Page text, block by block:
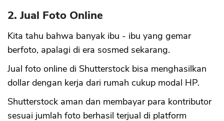
2. Jual Foto Online
Kita tahu bahwa banyak ibu - ibu yang gemar
berfoto, apalagi di era sosmed sekarang.
Jual foto online di Shutterstock bisa menghasilkan
dollar dengan kerja dari rumah cukup modal HP.
Shutterstock aman dan membayar para kontributor
sesuai jumlah foto berhasil terjual di platform